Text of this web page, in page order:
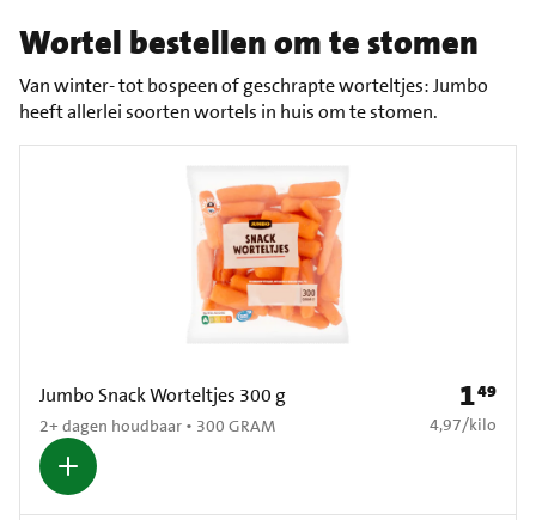
Wortel bestellen om te stomen
Van winter- tot bospeen of geschrapte worteltjes: Jumbo
heeft allerlei soorten wortels in huis om te stomen.
Jumbo Snack Worteltjes 300 g
2+ dagen houdbaar • 300 GRAM
Prijs: €
149
€ 4,97 per kilo
4,97/kilo